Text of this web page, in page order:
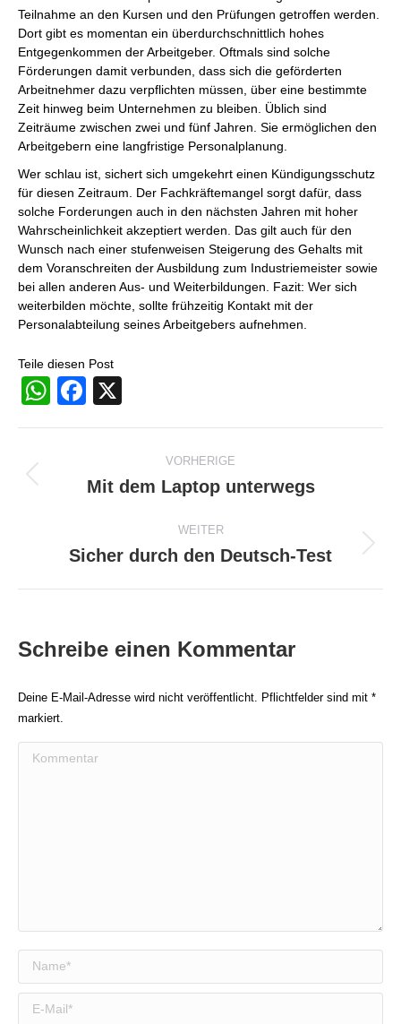
Teilnahme an den Kursen und den Prüfungen getroffen werden.
Dort gibt es momentan ein überdurchschnittlich hohes
Entgegenkommen der Arbeitgeber. Oftmals sind solche
Förderungen damit verbunden, dass sich die geförderten
Arbeitnehmer dazu verpflichten müssen, über eine bestimmte
Zeit hinweg beim Unternehmen zu bleiben. Üblich sind
Zeiträume zwischen zwei und fünf Jahren. Sie ermöglichen den
Arbeitgebern eine langfristige Personalplanung.
Wer schlau ist, sichert sich umgekehrt einen Kündigungsschutz
für diesen Zeitraum. Der Fachkräftemangel sorgt dafür, dass
solche Forderungen auch in den nächsten Jahren mit hoher
Wahrscheinlichkeit akzeptiert werden. Das gilt auch für den
Wunsch nach einer stufenweisen Steigerung des Gehalts mit
dem Voranschreiten der Ausbildung zum Industriemeister sowie
bei allen anderen Aus- und Weiterbildungen. Fazit: Wer sich
weiterbilden möchte, sollte frühzeitig Kontakt mit der
Personalabteilung seines Arbeitgebers aufnehmen.
Teile diesen Post
WhatsApp
Facebook
VORHERIGE
Vorheriger
Mit dem Laptop unterwegs
WEITER
Nächster
Sicher durch den Deutsch-Test
Schreibe einen Kommentar
Deine E-Mail-Adresse wird nicht veröffentlicht. Pflichtfelder sind mit *
markiert.
Kommentar
Name *
E-Mail *